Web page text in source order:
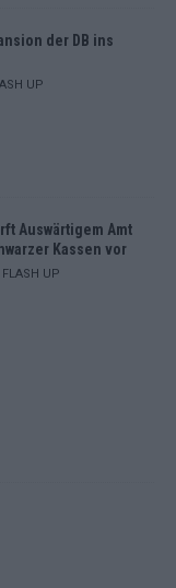
der DB ins
UP
Auswärtigem Amt
Kassen vor
UP